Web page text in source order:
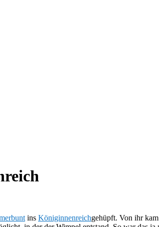
ins Königinnenreichgehüpft. Von ihr